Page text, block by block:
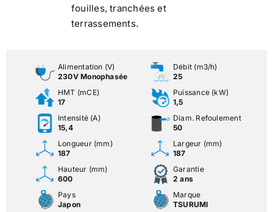
fouilles, tranchées et
terrassements.
Alimentation (V)
230V Monophasée
Débit (m3/h)
25
HMT (mCE)
17
Puissance (kW)
1,5
Intensité (A)
15,4
Diam. Refoulement
50
Longueur (mm)
187
Largeur (mm)
187
Hauteur (mm)
600
Garantie
2 ans
Pays
Japon
Marque
TSURUMI